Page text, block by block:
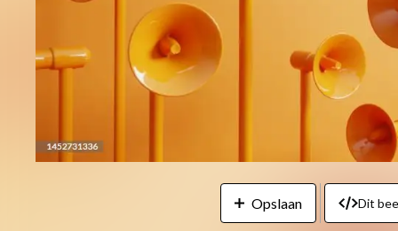
Opslaan Dit